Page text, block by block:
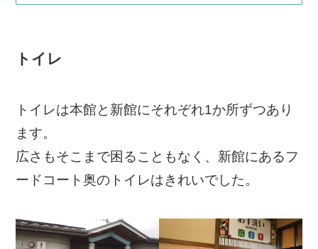
トイレ
トイレは本館と新館にそれぞれ1か所ずつあり
ます。
広さもそこまで困ることもなく、新館にあるフ
ードコート奥のトイレはきれいでした。